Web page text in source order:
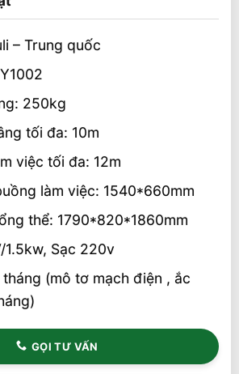
– Trung quốc
250kg
tối đa: 10m
việc tối đa: 12m
làm việc: 1540*660mm
thể: 1790*820*1860mm
1.5kw, Sạc 220v
tháng (mô tơ mạch điện , ắc
GỌI TƯ VẤN